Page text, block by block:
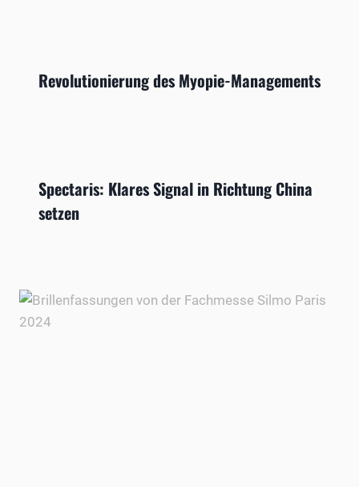
Revolutionierung des Myopie-Managements
Spectaris: Klares Signal in Richtung China
setzen